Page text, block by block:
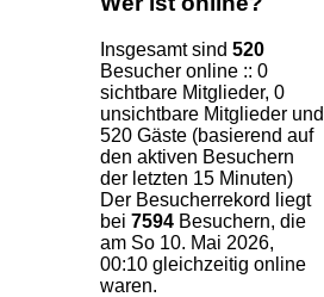
Insgesamt sind 520
Besucher online :: 0
sichtbare Mitglieder, 0
unsichtbare Mitglieder und
520 Gäste (basierend auf
den aktiven Besuchern
der letzten 15 Minuten)
Der Besucherrekord liegt
bei 7594 Besuchern, die
am So 10. Mai 2026,
00:10 gleichzeitig online
waren.